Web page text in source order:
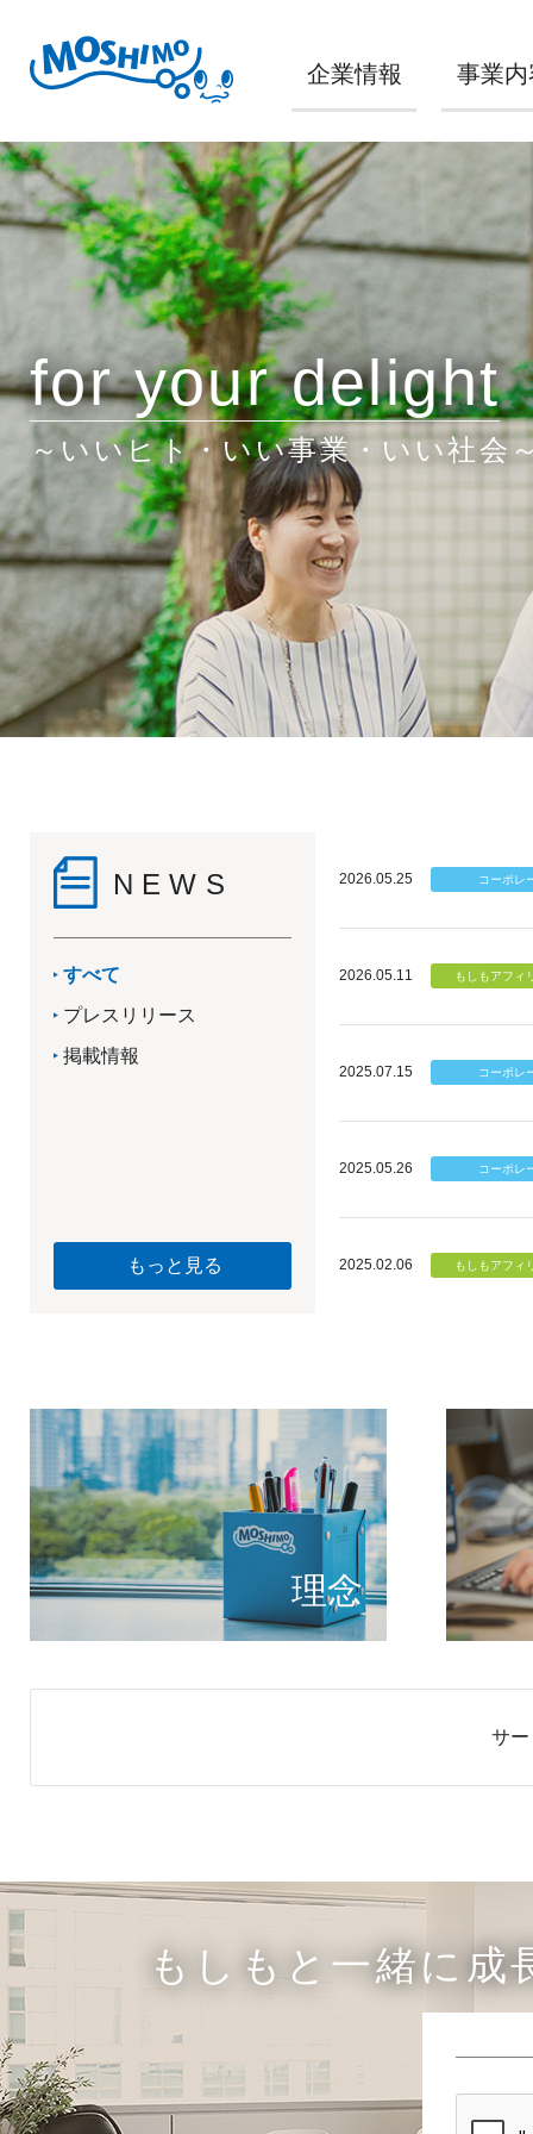
企業情報 事業内
for your delight
～いいヒト・いい事業・いい社会
NEWS
すべて
プレスリリース
掲載情報
もっと見る
2026.05.25
2026.05.11
2025.07.15
2025.05.26
2025.02.06
理念
個のチ
もしもが描く未
サ
もしもと一緒に成